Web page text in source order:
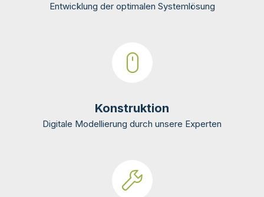
Entwicklung der optimalen Systemlösung
Konstruktion
Digitale Modellierung durch unsere Experten